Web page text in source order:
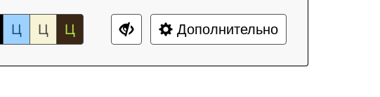
Ц Ц Ц Дополнительно